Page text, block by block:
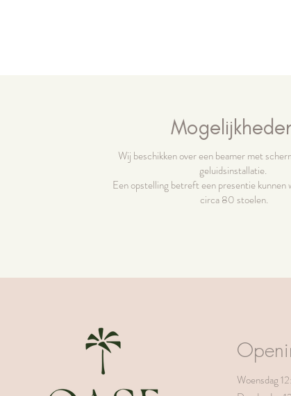
Wij beschikken over een beamer met
geluidsinstallatie.
Een opstelling betreft een presentie
circa 80 stoelen.
Woensdag